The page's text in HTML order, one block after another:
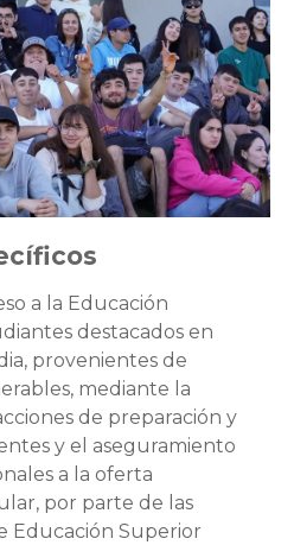
a la Educación
destacados en
provenientes de
mediante la
de preparación y
y el aseguramiento
a la oferta
por parte de las
Educación Superior